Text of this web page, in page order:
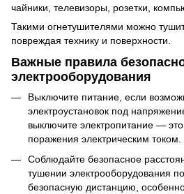
чайники, телевизоры, розетки,
Такими огнетушителями можно
повреждая технику и поверхности.
Важные правила
электрооборудования
Выключите питание, если
электроустановок под
выключите электропитание —
поражения электрическим током.
Соблюдайте безопасное
тушении электрооборудования
безопасную дистанцию,